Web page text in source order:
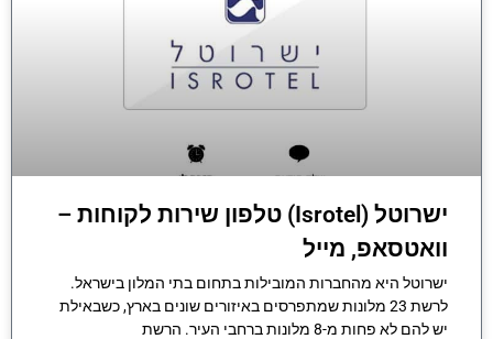
ישרוטל (Isrotel) טלפון שירות לקוחות –
וואטסאפ, מייל
ישרוטל היא מהחברות המובילות בתחום בתי המלון בישראל.
לרשת 23 מלונות שמתפרסים באיזורים שונים בארץ, כשבאילת
יש להם לא פחות מ-8 מלונות ברחבי העיר. הרשת